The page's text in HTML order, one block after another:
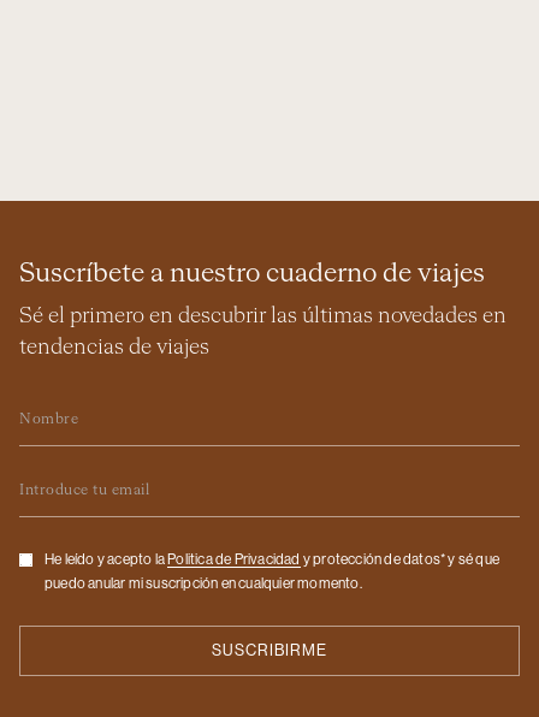
Suscríbete a nuestro cuaderno de viajes
Sé el primero en descubrir las últimas novedades en
tendencias de viajes
Checkbox
He leído y acepto la Politica de Privacidad y protección de datos* y sé que
puedo anular mi suscripción en cualquier momento.